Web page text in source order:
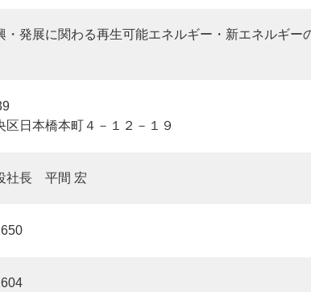
・発展に関わる再生可能エネルギー・新エネルギ
区日本橋本町４－１２－１９
社長 平間 宏